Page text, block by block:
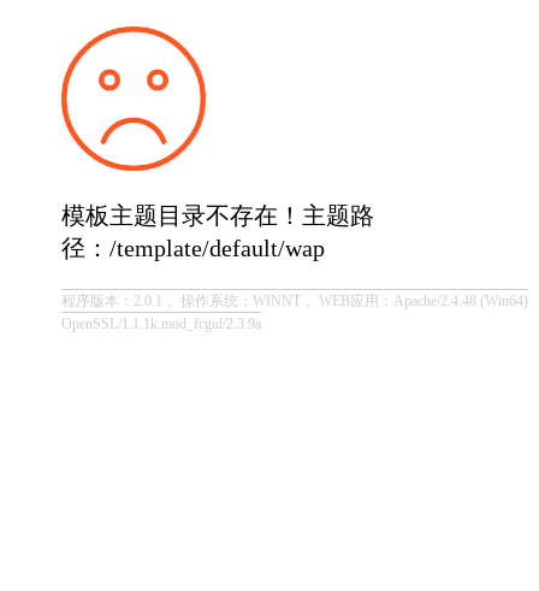
模板主题目录不存在！主题路
径：/template/default/wap
程序版本：2.0.1， 操作系统：WINNT， WEB应用：Apache/2.4.48 (Win64)
OpenSSL/1.1.1k mod_fcgid/2.3.9a